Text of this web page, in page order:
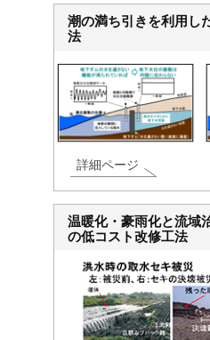
潮の満ち引きを利用し
法
詳細ページ
温暖化・豪雨化と流域
の低コスト改修工法